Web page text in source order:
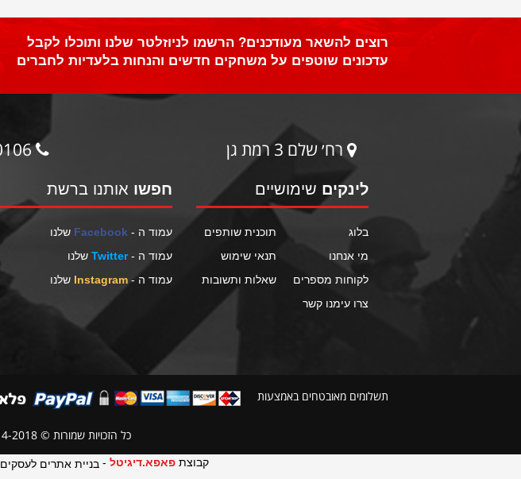
רוצים להשאר מעודכנים? הרשמו לניוזלטר שלנו ותוכלו לקבל
עדכונים שוטפים על משחקים חדשים והנחות בלעדיות לחברים
רח׳ שלם 3 רמת גן 058-405-0106
לינקים שימושיים
בלוג
מי אנחנו
לקוחות מספרים
צרו עימנו קשר
תוכנית שותפים
תנאי שימוש
שאלות ותשובות
חפשו אותנו ברשת
עמוד ה -Facebook שלנו
עמוד ה -Twitter שלנו
עמוד ה -Instagram שלנו
תשלומים מאובטחים באמצעות
כל הזכויות שמורות © GameKeys 2014-2018 ח.פ 201506995
קבוצתפאפא.דיגיטל - בניית אתרים לעסקים